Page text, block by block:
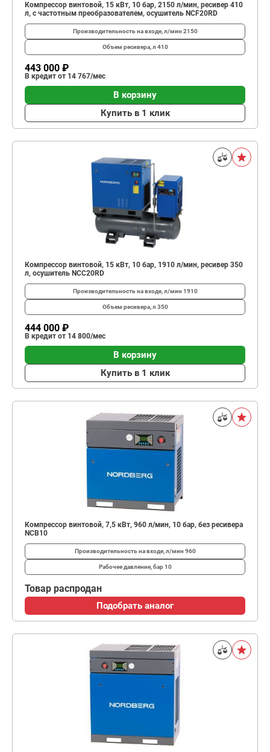
Компрессор винтовой, 15 кВт, 10 бар, 2150 л/мин, ресивер 410
л, с частотным преобразователем, осушитель NCF20RD
Производительность на входе, л/мин 2150
Объем ресивера, л 410
443 000 ₽
В кредит от 14 767/мес
В корзину
Купить в 1 клик
Компрессор винтовой, 15 кВт, 10 бар, 1910 л/мин, ресивер 350
л, осушитель NCC20RD
Производительность на входе, л/мин 1910
Объем ресивера, л 350
444 000 ₽
В кредит от 14 800/мес
В корзину
Купить в 1 клик
Компрессор винтовой, 7,5 кВт, 960 л/мин, 10 бар, без ресивера
NCB10
Производительность на входе, л/мин 960
Рабочее давление, бар10
Товар распродан
Подобрать аналог